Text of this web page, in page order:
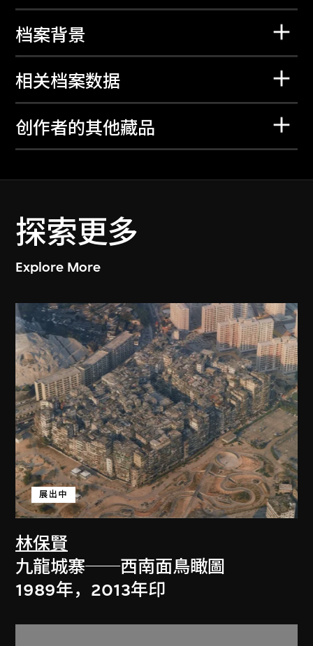
档案背景
相关档案数据
创作者的其他藏品
探索更多
Explore More
林保賢
展出中
九龍城寨──西南面鳥瞰圖
1989年，2013年印